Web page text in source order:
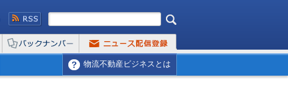
物流不動産ビジネスとは